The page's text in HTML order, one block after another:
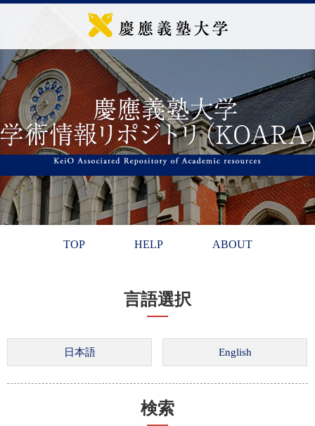
TOP HELP ABOUT
言語選択
検索